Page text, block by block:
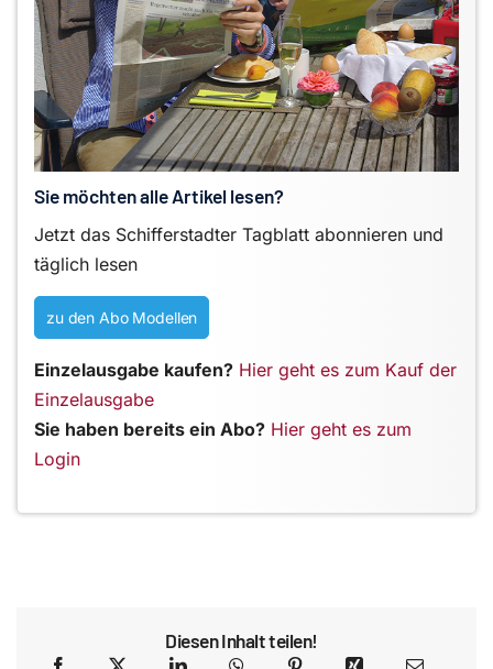
Sie möchten alle Artikel lesen?
Jetzt das Schifferstadter Tagblatt abonnieren und
täglich lesen
zu den Abo Modellen
Einzelausgabe kaufen? Hier geht es zum Kauf der
Einzelausgabe
Sie haben bereits ein Abo? Hier geht es zum
Login
Diesen Inhalt teilen!